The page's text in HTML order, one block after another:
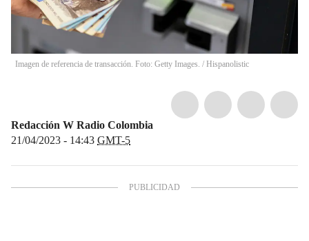
Imagen de referencia de transacción. Foto: Getty Images. / Hispanolistic
Redacción W Radio Colombia
21/04/2023 - 14:43 GMT-5